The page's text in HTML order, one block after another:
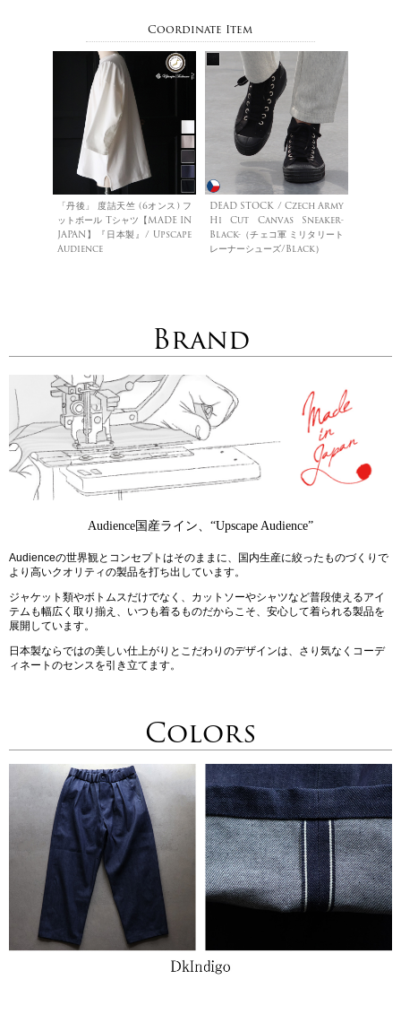
Coordinate Item
「丹後」 度詰天竺 (6オンス) フ
ットボール Tシャツ【MADE IN
JAPAN】『日本製』/ Upscape
Audience
DEAD STOCK / Czech Army
Hi Cut Canvas Sneaker-
Black-（チェコ軍 ミリタリート
レーナーシューズ/Black）
Brand
Audience国産ライン、“Upscape Audience”
Audienceの世界観とコンセプトはそのままに、国内生産に絞ったものづくりで
より高いクオリティの製品を打ち出しています。
ジャケット類やボトムスだけでなく、カットソーやシャツなど普段使えるアイ
テムも幅広く取り揃え、いつも着るものだからこそ、安心して着られる製品を
展開しています。
日本製ならではの美しい仕上がりとこだわりのデザインは、さり気なくコーデ
ィネートのセンスを引き立てます。
Colors